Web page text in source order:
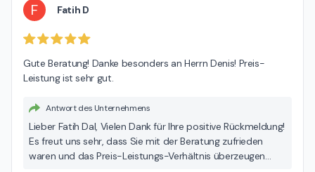
F Fatih D
Gute Beratung! Danke besonders an Herrn Denis! Preis-
Leistung ist sehr gut.
Antwort des Unternehmens
Lieber Fatih Dal, Vielen Dank für Ihre positive Rückmeldung!
Es freut uns sehr, dass Sie mit der Beratung zufrieden
waren und das Preis-Leistungs-Verhältnis überzeugen